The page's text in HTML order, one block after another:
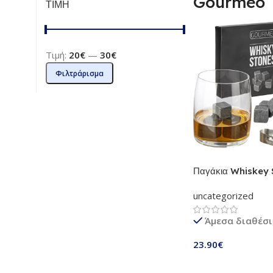
ΤΙΜΗ
Φιλτράρισμα
Τιμή: 20€ — 30€
Παγάκια Whiskey
Παγάκια που δεν
με τσιμπίδα και θήκη
uncategorized
Άμεσα
23.90€